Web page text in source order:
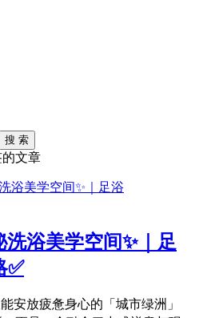
搜 索
文章
洗浴美学空间✨｜足
✅
安放疲惫身心的「城市绿洲」